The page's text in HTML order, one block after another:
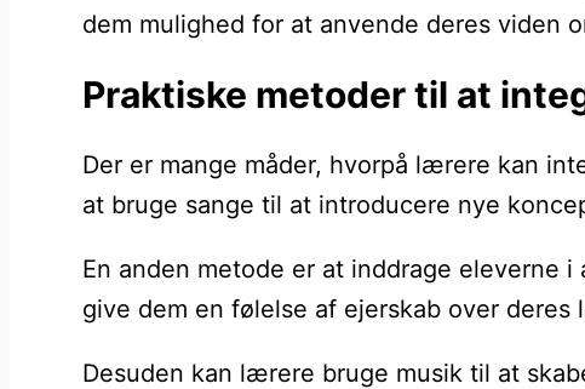
dem mulighed for at anvende deres viden
Praktiske metoder til at
Der er mange måder, hvorpå lærere kan
at bruge sange til at introducere nye
En anden metode er at inddrage eleverne
give dem en følelse af ejerskab over deres
Desuden kan lærere bruge musik til at